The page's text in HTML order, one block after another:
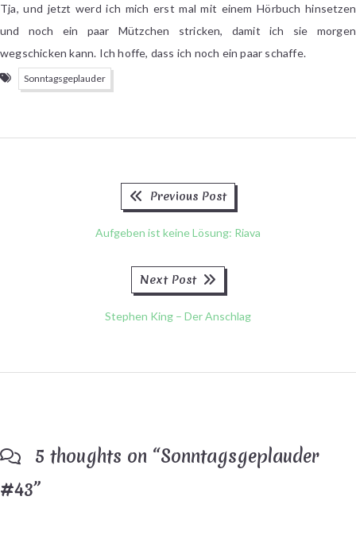
Tja, und jetzt werd ich mich erst mal mit einem Hörbuch hinsetzen
und noch ein paar Mützchen stricken, damit ich sie morgen
wegschicken kann. Ich hoffe, dass ich noch ein paar schaffe.
Sonntagsgeplauder
BeitragsnavigationPrevious Post
Aufgeben ist keine Lösung: Riava
Next Post
Stephen King – Der Anschlag
5 thoughts on “Sonntagsgeplauder
#43”